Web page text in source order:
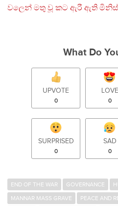
වලෙන් මතු වූ කට ඇරී ඇති මිනිස්
What Do
UPVOTE
0
LOVE
0
SURPRISED
0
SAD
0
END OF THE WAR GOVERNANCE
MANNAR MASS GRAVE
PEACE AND